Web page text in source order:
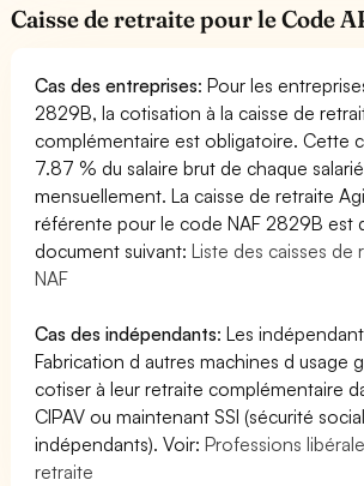
Caisse de retraite pour le Code
Cas des entreprises: Pour les
2829B, la cotisation à la caisse de
complémentaire est obligatoire. Cette
7.87 % du salaire brut de chaque
mensuellement. La caisse de retraite
référente pour le code NAF 2829B est
document suivant:Liste des caisses de
NAF
Cas des indépendants: Les
Fabrication d autres machines d usage
cotiser à leur retraite complémentaire
CIPAV ou maintenant SSI (sécurité
indépendants). Voir:Professions
retraite